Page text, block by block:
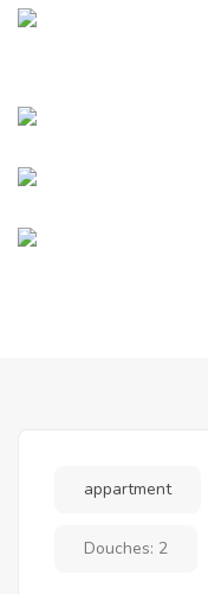
appartment
Douches: 2